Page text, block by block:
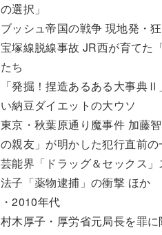
の選択」
ブッシュ帝国の戦争 現地発・
宝塚線脱線事故 JR西が育てた
たち
「発掘！捏造あるある大事典
い納豆ダイエットの大ウソ
東京・秋葉原通り魔事件 加藤
の親友」が明かした犯行直前
芸能界「ドラッグ＆セックス
法子「薬物逮捕」の衝撃 ほか
・2010年代
村木厚子・厚労省元局長を罪